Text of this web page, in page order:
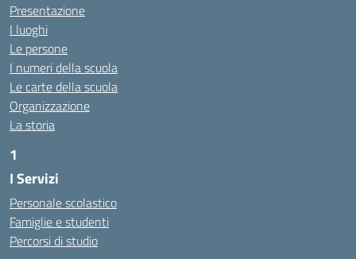
Presentazione
I luoghi
Le persone
I numeri della scuola
Le carte della scuola
Organizzazione
La storia
1
https://alwacomputer.id/contact/
https://blog.heptanalytics.com/flask-plotly-dashboard/
https://cambui.flyworld.com.br/
http://cl.rmuti.net/
I Servizi
Personale scolastico
Famiglie e studenti
Percorsi di studio